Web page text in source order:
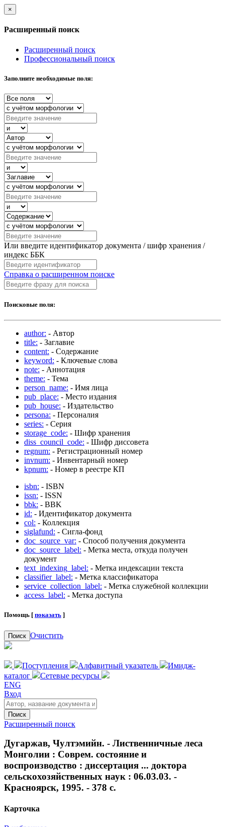
×
Расширенный поиск
Расширенный поиск
Профессиональный поиск
Заполните необходимые поля:
Или введите идентификатор документа / шифр хранения /
индекс ББК
Справка о расширенном поиске
Поисковые поля:
author: - Автор
title: - Заглавие
content: - Содержание
keyword: - Ключевые слова
note: - Аннотация
theme: - Тема
person_name: - Имя лица
pub_place: - Место издания
pub_house: - Издательство
persona: - Персоналия
series: - Серия
storage_code: - Шифр хранения
diss_council_code: - Шифр диссовета
regnum: - Регистрационный номер
invnum: - Инвентарный номер
kpnum: - Номер в реестре КП
isbn: - ISBN
issn: - ISSN
bbk: - BBK
id: - Идентификатор документа
col: - Коллекция
siglafund: - Сигла-фонд
doc_source_var: - Способ получения документа
doc_source_label: - Метка места, откуда получен
документ
text_indexing_label: - Метка индексации текста
classifier_label: - Метка классификатора
service_collection_label: - Метка служебной коллекции
access_label: - Метка доступа
Помощь [ показать ]
Поиск Очистить
Поступления Алфавитный указатель
Имидж-
каталог
Сетевые ресурсы
ENG
Вход
Поиск
Расширенный поиск
Дугаржав, Чултэмийн. - Лиственничные леса
Монголии : Соврем. состояние и
воспроизводство : диссертация ... доктора
сельскохозяйственных наук : 06.03.03. -
Красноярск, 1995. - 378 с.
Карточка